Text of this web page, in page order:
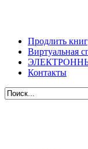
Продлить
Виртуальная
Контакты